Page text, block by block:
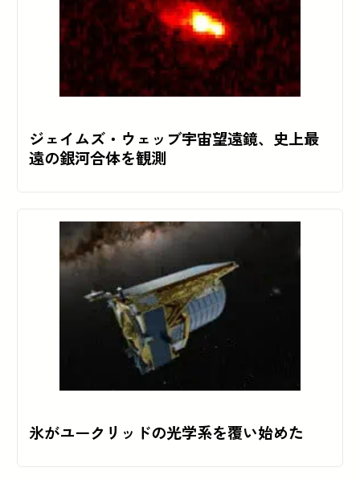
ジェイムズ・ウェッブ宇宙望遠鏡、史上最
遠の銀河合体を観測
氷がユークリッドの光学系を覆い始めた